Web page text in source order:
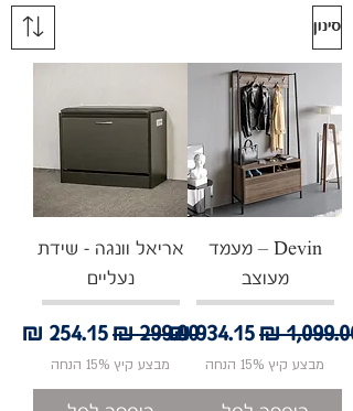
סינון
Devin – מעמד
מעוצב
מחיר רגיל מחיר מבצע
מבצע קיץ 15% הנחה
אריאל וונגה - שידת
נעליים
מחיר רגילמחיר
מבצע קיץ 15% הנחה